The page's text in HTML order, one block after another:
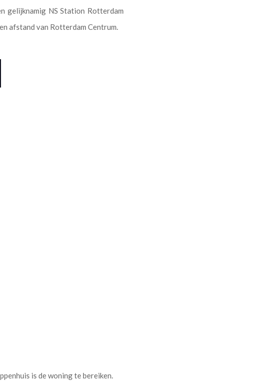
gelijknamig NS Station Rotterdam
afstand van Rotterdam Centrum.
is de woning te bereiken.